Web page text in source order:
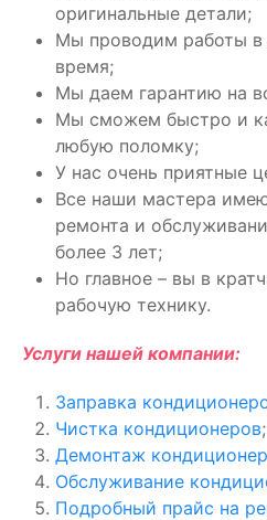
оригинальные детали;
Мы проводим работы в
время;
Мы даем гарантию на
Мы сможем быстро и
любую поломку;
У нас очень приятные
Все наши мастера
ремонта и
более 3 лет;
Но главное – вы в
рабочую технику.
Услуги нашей компании:
Заправка
Чистка кондиционеров;
Демонтаж
Обслуживание
Подробный прайс на